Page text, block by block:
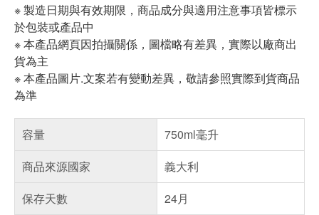
※ 製造日期與有效期限，商品成分與適用注意事項皆標示
於包裝或產品中
※ 本產品網頁因拍攝關係，圖檔略有差異，實際以廠商出
貨為主
※ 本產品圖片.文案若有變動差異，敬請參照實際到貨商品
為準
容量
750ml毫升
商品來源國家
義大利
保存天數
24月